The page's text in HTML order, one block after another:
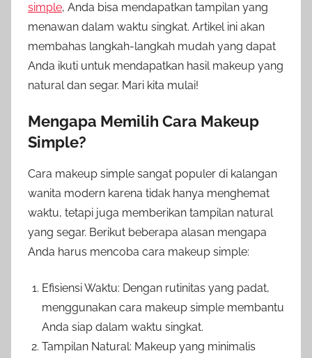
simple, Anda bisa mendapatkan tampilan yang
menawan dalam waktu singkat. Artikel ini akan
membahas langkah-langkah mudah yang dapat
Anda ikuti untuk mendapatkan hasil makeup yang
natural dan segar. Mari kita mulai!
Mengapa Memilih Cara Makeup
Simple?
Cara makeup simple sangat populer di kalangan
wanita modern karena tidak hanya menghemat
waktu, tetapi juga memberikan tampilan natural
yang segar. Berikut beberapa alasan mengapa
Anda harus mencoba cara makeup simple:
Efisiensi Waktu: Dengan rutinitas yang padat,
menggunakan cara makeup simple membantu
Anda siap dalam waktu singkat.
Tampilan Natural: Makeup yang minimalis